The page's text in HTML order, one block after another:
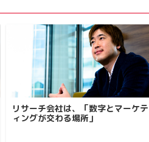
リサーチ会社は、「数字とマーケテ
ィングが交わる場所」